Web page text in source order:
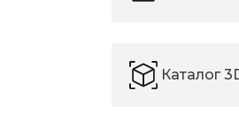
Каталог